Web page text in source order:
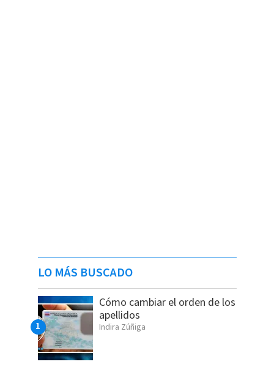
LO MÁS BUSCADO
Cómo cambiar el orden de los
apellidos
Indira Zúñiga